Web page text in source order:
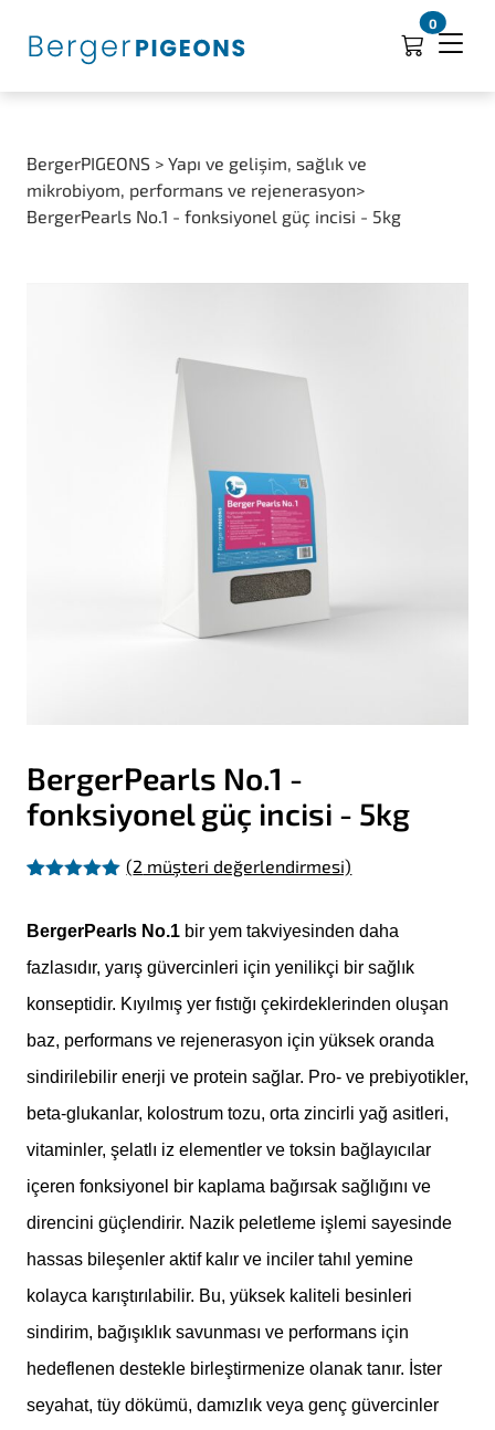
0
BergerPIGEONS > Yapı ve gelişim, sağlık ve
mikrobiyom, performans ve rejenerasyon>
BergerPearls No.1 - fonksiyonel güç incisi - 5kg
BergerPearls No.1 -
fonksiyonel güç incisi - 5kg
dayanarak 5
üzerinden
5.00puan
(2 müşteri değerlendirmesi)
BergerPearls No.1 bir yem takviyesinden daha
fazlasıdır, yarış güvercinleri için yenilikçi bir sağlık
konseptidir. Kıyılmış yer fıstığı çekirdeklerinden oluşan
baz, performans ve rejenerasyon için yüksek oranda
sindirilebilir enerji ve protein sağlar. Pro- ve prebiyotikler,
beta-glukanlar, kolostrum tozu, orta zincirli yağ asitleri,
vitaminler, şelatlı iz elementler ve toksin bağlayıcılar
içeren fonksiyonel bir kaplama bağırsak sağlığını ve
direncini güçlendirir. Nazik peletleme işlemi sayesinde
hassas bileşenler aktif kalır ve inciler tahıl yemine
kolayca karıştırılabilir. Bu, yüksek kaliteli besinleri
sindirim, bağışıklık savunması ve performans için
hedeflenen destekle birleştirmenize olanak tanır. İster
seyahat, tüy dökümü, damızlık veya genç güvercinler